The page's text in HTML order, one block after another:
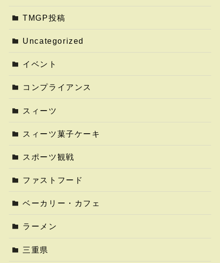
TMGP投稿
Uncategorized
イベント
コンプライアンス
スィーツ
スィーツ菓子ケーキ
スポーツ観戦
ファストフード
ベーカリー・カフェ
ラーメン
三重県